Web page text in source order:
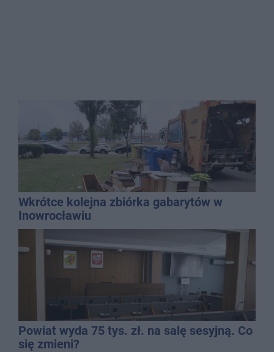
Wkrótce kolejna zbiórka gabarytów w
Inowrocławiu
Powiat wyda 75 tys. zł. na salę sesyjną. Co
się zmieni?